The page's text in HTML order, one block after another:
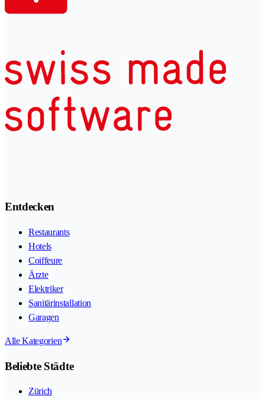
Entdecken
Restaurants
Hotels
Coiffeure
Ärzte
Elektriker
Sanitärinstallation
Garagen
Alle Kategorien
Beliebte Städte
Zürich